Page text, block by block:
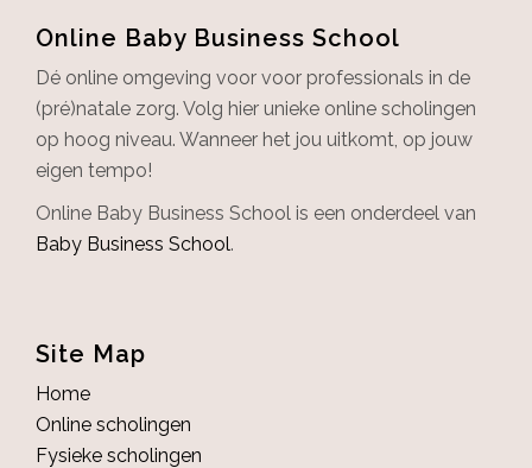
Online Baby Business School
Dé online omgeving voor voor professionals in de
(pré)natale zorg. Volg hier unieke online scholingen
op hoog niveau. Wanneer het jou uitkomt, op jouw
eigen tempo!
Online Baby Business School is een onderdeel van
Baby Business School.
Site Map
Home
Online scholingen
Fysieke scholingen